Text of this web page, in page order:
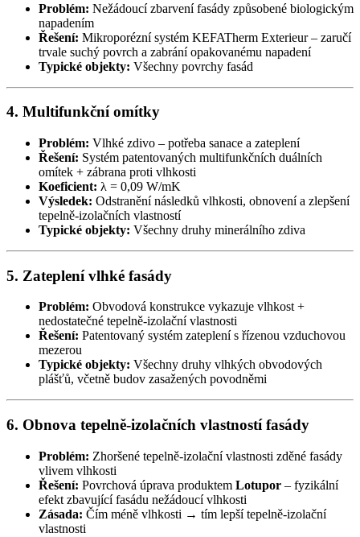
Problém: Nežádoucí zbarvení fasády způsobené biologickým
napadením
Řešení: Mikroporézní systém KEFATherm Exterieur – zaručí
trvale suchý povrch a zabrání opakovanému napadení
Typické objekty: Všechny povrchy fasád
4. Multifunkční omítky
Problém: Vlhké zdivo – potřeba sanace a zateplení
Řešení: Systém patentovaných multifunkčních duálních
omítek + zábrana proti vlhkosti
Koeficient: λ = 0,09 W/mK
Výsledek: Odstranění následků vlhkosti, obnovení a zlepšení
tepelně-izolačních vlastností
Typické objekty: Všechny druhy minerálního zdiva
5. Zateplení vlhké fasády
Problém: Obvodová konstrukce vykazuje vlhkost +
nedostatečné tepelně-izolační vlastnosti
Řešení: Patentovaný systém zateplení s řízenou vzduchovou
mezerou
Typické objekty: Všechny druhy vlhkých obvodových
plášťů, včetně budov zasažených povodněmi
6. Obnova tepelně-izolačních vlastností fasády
Problém: Zhoršené tepelně-izolační vlastnosti zděné fasády
vlivem vlhkosti
Řešení: Povrchová úprava produktem Lotupor – fyzikální
efekt zbavující fasádu nežádoucí vlhkosti
Zásada: Čím méně vlhkosti → tím lepší tepelně-izolační
vlastnosti